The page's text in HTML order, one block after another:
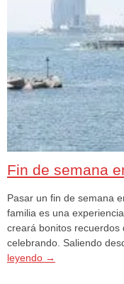
Fin de semana
Pasar un fin de semana
familia es una
creará bonitos recuerdos
celebrando. Saliendo
leyendo →